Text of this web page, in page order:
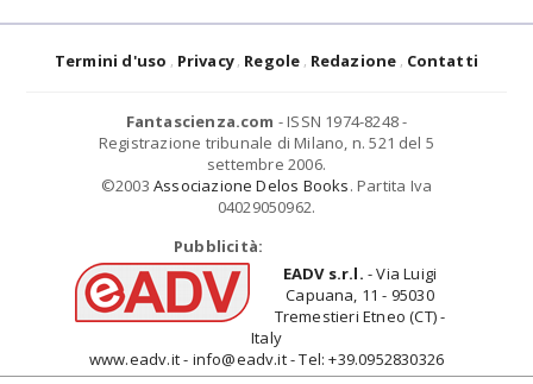
Termini d'uso Privacy Regole Redazione Contatti
Fantascienza.com - ISSN 1974-8248 -
Registrazione tribunale di Milano, n. 521 del 5
settembre 2006.
©2003 Associazione Delos Books. Partita Iva
04029050962.
Pubblicità:
EADV s.r.l. - Via Luigi
Capuana, 11 - 95030
Tremestieri Etneo (CT) -
Italy
www.eadv.it - info@eadv.it - Tel: +39.0952830326